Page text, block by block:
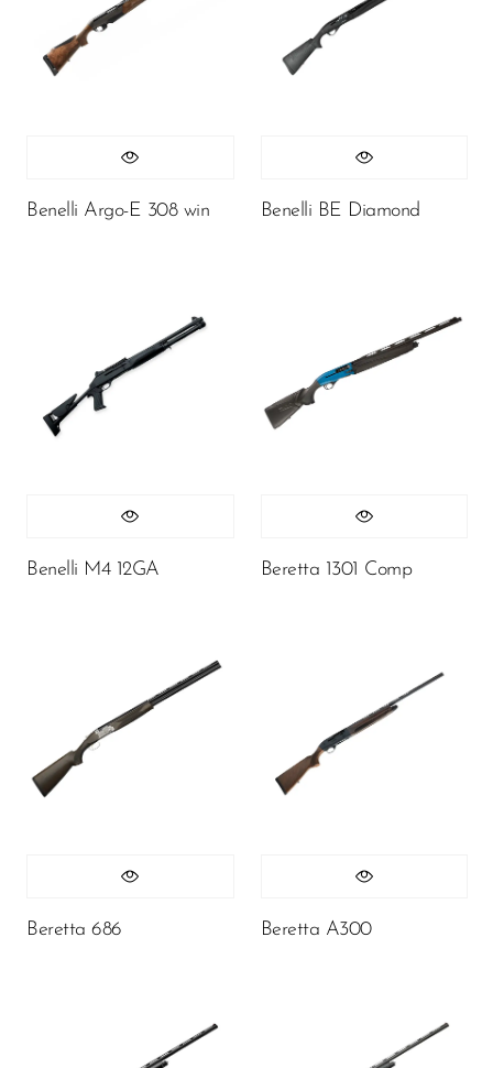
Benelli Argo-E 308 win Benelli BE Diamond
Benelli M4 12GA Beretta 1301 Comp
Beretta 686 Beretta A300